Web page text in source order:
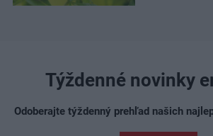
Týždenné novinky
Odoberajte týždenný prehľad našich